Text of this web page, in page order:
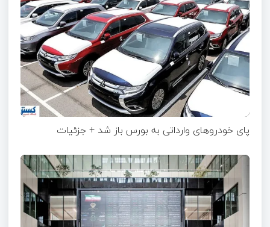
پای خودروهای وارداتی به بورس باز شد + جزئیات